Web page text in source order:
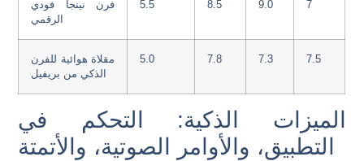
فرن نينجا فودي
الرقمي
5.5 8.5 9.0 7
مقلاة هوائية للفرن
الذكي من بريفيل
5.0 7.8 7.3 7.5
الميزات الذكية: التحكم في
التطبيق، والأوامر الصوتية، والأتمتة